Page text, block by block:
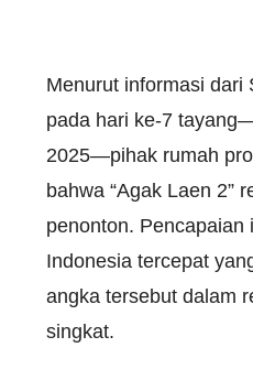
Menurut informasi dari
pada hari ke-7 tayang
2025—pihak rumah
bahwa “Agak Laen 2”
penonton. Pencapaian
Indonesia tercepat
angka tersebut dalam
singkat.